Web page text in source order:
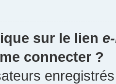
sur le lien
connecter ?